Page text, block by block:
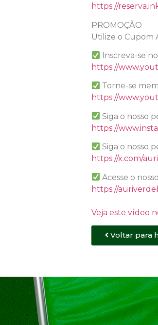
https://
PROMOÇÃO
Utilize o Cupom
Inscreva-se
https://
Torne-se
https://
Siga o nosso
https://
Siga o nosso
https://x.com/
Acesse o
https://
Veja este vídeo
Voltar para